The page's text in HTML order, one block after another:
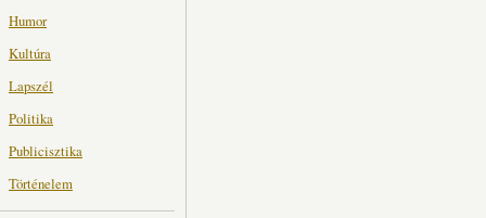
Humor
Kultúra
Lapszél
Politika
Publicisztika
Történelem